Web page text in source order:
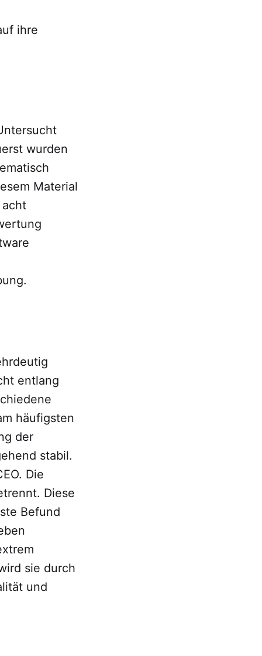
ihre
wurden
Material
entlang
häufigsten
der
stabil.
Die
Diese
Befund
sie durch
und